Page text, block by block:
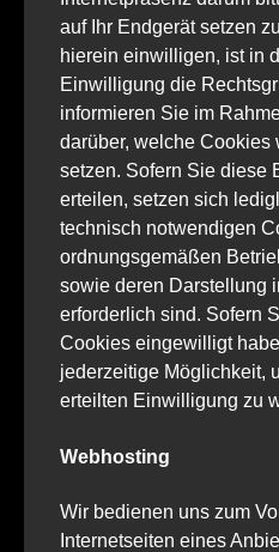
auf Ihr Endgerät setzen
hierein einwilligen, ist in
Einwilligung die
informieren Sie im
darüber, welche Cookies
setzen. Sofern Sie diese
erteilen, setzen sich
technisch notwendigen
ordnungsgemäßen
sowie deren Darstellung
erforderlich sind. Sofern
Cookies eingewilligt
jederzeitige Möglichkeit,
erteilten Einwilligung zu
Webhosting
Wir bedienen uns zum
Internetseiten eines